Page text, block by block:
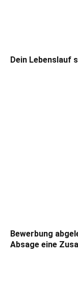
Dein Lebenslauf
Bewerbung
Absage eine